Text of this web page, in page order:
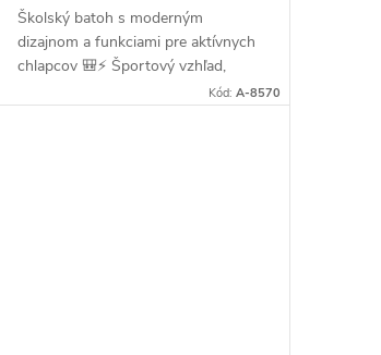
Školský batoh s moderným
dizajnom a funkciami pre aktívnych
chlapcov 🎒⚡ Športový vzhľad,
praktické členenie a ergonómia v
Kód: A-8570